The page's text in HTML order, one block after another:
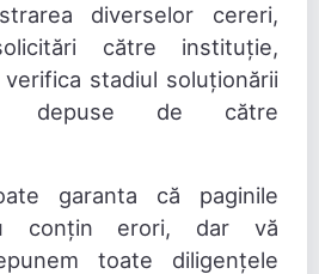
diverselor cereri,
către instituție,
stadiul soluționării
depuse de către
garanta că paginile
conțin erori, dar vă
toate diligențele